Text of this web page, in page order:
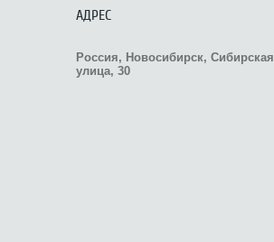
АДРЕС
Россия, Новосибирск, Сибирская
улица, 30